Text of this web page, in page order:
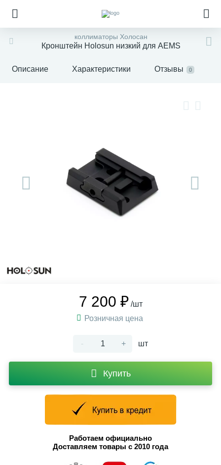
коллиматоры Холосан
Кронштейн Holosun низкий для AEMS
Описание Характеристики Отзывы 0
7 200 ₽ /шт
Розничная цена
- + шт
Купить
Работаем официально
Доставляем товары с 2010 года